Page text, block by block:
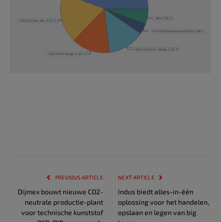
PREVIOUS ARTICLE
Dijmex bouwt nieuwe CO2-
neutrale productie-plant
voor technische kunststof
NEXT ARTICLE
Indus biedt alles-in-één
oplossing voor het handelen,
opslaan en legen van big